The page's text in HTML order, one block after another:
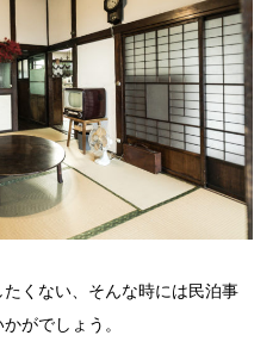
くない、そんな時には民泊事
がでしょう。